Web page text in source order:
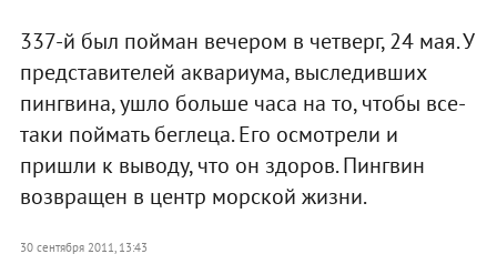
337-й был пойман вечером в четверг, 24 мая. У
представителей аквариума, выследивших
пингвина, ушло больше часа на то, чтобы все-
таки поймать беглеца. Его осмотрели и
пришли к выводу, что он здоров. Пингвин
возвращен в центр морской жизни.
30 сентября 2011, 13:43